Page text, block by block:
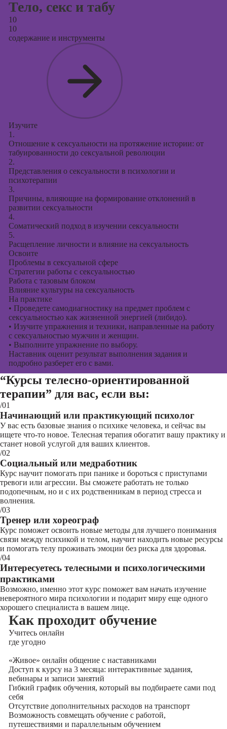
Тело, секс и табу
10
10
содержание и инструменты
Изучите
1.
Отношение к сексуальности на протяжение истории: от
табуированности до сексуальной революции
2.
Представления о сексуальности в психологии и
психотерапии
3.
Причины, влияющие на формирование отклонений в
развитии сексуальности
4.
Соматический подход в изучении сексуальности
5.
Расщепление личности и влияние на сексуальность
Освоите
Проблемы в сексуальной сфере
Стратегии работы с сексуальностью
Работа с тазовым блоком
Влияние культуры на сексуальность
На практике
• Проведете самодиагностику на предмет проблем с
сексуальностью как жизненной энергией (либидо).
• Изучите упражнения и техники, направленные на работу
с сексуальностью мужчин и женщин.
• Выполните упражнение по выбору.
Наставник оценит результат выполнения задания и
подробно разберет его с вами.
“Курсы телесно-ориентированной
терапии” для вас, если вы:
/01
Начинающий или практикующий психолог
У вас есть базовые знания о психике человека, и сейчас вы
ищете что-то новое. Телесная терапия обогатит вашу практику и
станет новой услугой для ваших клиентов.
/02
Социальный или медработник
Курс научит помогать при панике и бороться с приступами
тревоги или агрессии. Вы сможете работать не только
подопечным, но и с их родственникам в период стресса и
волнения.
/03
Тренер или хореограф
Курс поможет освоить новые методы для лучшего понимания
связи между психикой и телом, научит находить новые ресурсы
и помогать телу проживать эмоции без риска для здоровья.
/04
Интересуетесь телесными и психологическими
практиками
Возможно, именно этот курс поможет вам начать изучение
невероятного мира психологии и подарит миру еще одного
хорошего специалиста в вашем лице.
Как проходит обучение
Учитесь онлайн
где угодно
«Живое» онлайн общение с наставниками
Доступ к курсу на 3 месяца: интерактивные задания,
вебинары и записи занятий
Гибкий график обучения, который вы подбираете сами под
себя
Отсутствие дополнительных расходов на транспорт
Возможность совмещать обучение с работой,
путешествиями и параллельным обучением